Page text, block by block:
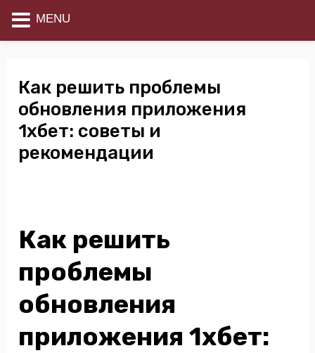
Vai
Как решить проблемы
обновления приложения
1хбет: советы и
рекомендации
Как решить
проблемы
обновления
приложения 1хбет:
MENU